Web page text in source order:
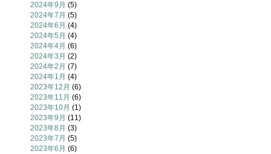
2024年9月 (5)
2024年7月 (5)
2024年6月 (4)
2024年5月 (4)
2024年4月 (6)
2024年3月 (2)
2024年2月 (7)
2024年1月 (4)
2023年12月 (6)
2023年11月 (6)
2023年10月 (1)
2023年9月 (11)
2023年8月 (3)
2023年7月 (5)
2023年6月 (6)